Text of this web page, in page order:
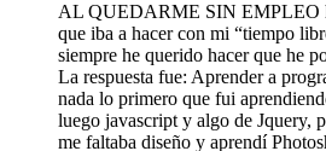
AL QUEDARME SIN EMPLEO
que iba a hacer con mi “tiempo
siempre he querido hacer que he
La respuesta fue: Aprender a
nada lo primero que fui
luego javascript y algo de Jquery,
me faltaba diseño y aprendí